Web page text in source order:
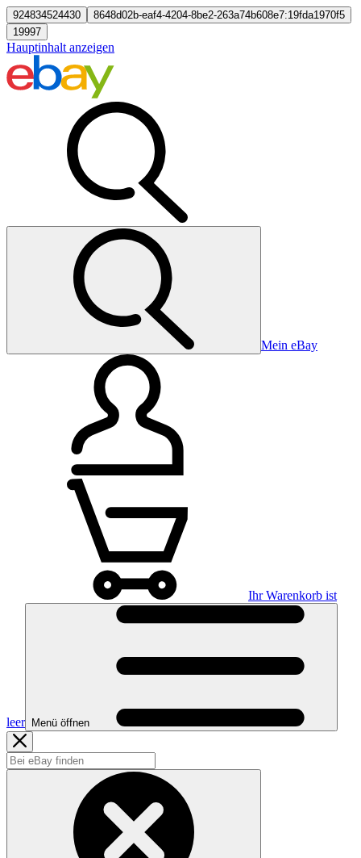
924834524430
8648d02b-eaf4-4204-8be2-263a74b608e7:19fda1970f5
19997
Hauptinhalt anzeigen
Mein eBay
Ihr Warenkorb ist
leer Menü öffnen